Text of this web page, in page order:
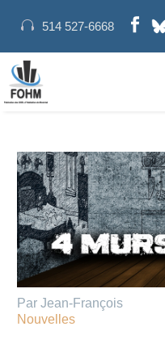
514 527-6668
Par Jean-François
Nouvelles